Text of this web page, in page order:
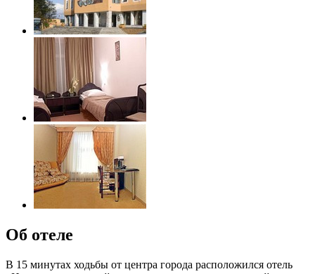
Об отеле
В 15 минутах ходьбы от центра города расположился отель